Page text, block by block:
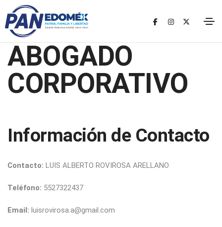
ABOGADO
CORPORATIVO
Información de Contacto
Contacto: LUIS ALBERTO ROVIROSA ARELLANO
Teléfono: 5527322437
Email: luisrovirosa.a@gmail.com